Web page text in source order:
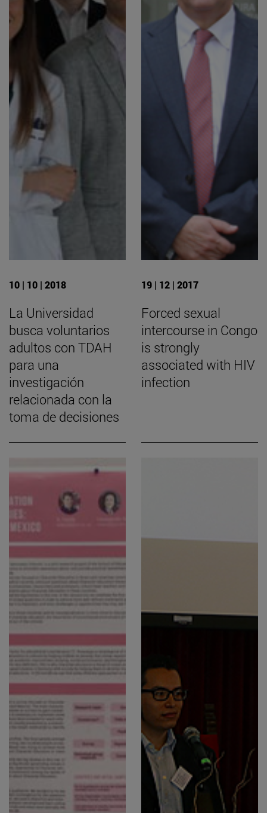
10 | 10 | 2018
La Universidad
busca voluntarios
adultos con TDAH
para una
investigación
relacionada con la
toma de decisiones
19 | 12 | 2017
Forced sexual
intercourse in Congo
is strongly
associated with HIV
infection